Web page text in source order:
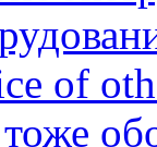
of